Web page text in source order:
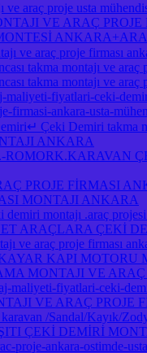
ve araç proje usta
VE ARAÇ
ve araç proje firması
takma montajı ve
takma montajı ve
fiyatlari-ceki-
firmasi-ankara-usta-
Çeki Demiri takma
ANKARA
PROJE FİRMASI
MONTAJI ANKARA
montajı .araç
ARAÇLARA ÇEKİ
ve araç proje firması
KAPI MOTORU
MONTAJI VE
maliyeti-fiyatlari-ceki-
VE ARAÇ PROJE
/Sandal/Kayık/
ÇEKİ DEMİRİ
proje-ankara-ostimde-